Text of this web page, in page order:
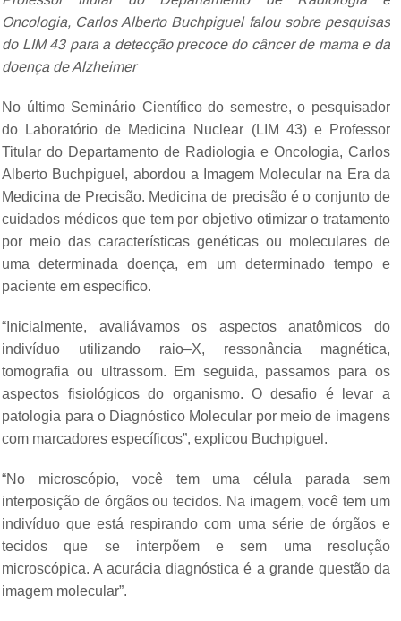
Oncologia, Carlos Alberto Buchpiguel falou sobre pesquisas
do LIM 43 para a detecção precoce do câncer de mama e da
doença de Alzheimer
No último Seminário Científico do semestre, o pesquisador
do Laboratório de Medicina Nuclear (LIM 43) e Professor
Titular do Departamento de Radiologia e Oncologia, Carlos
Alberto Buchpiguel, abordou a Imagem Molecular na Era da
Medicina de Precisão. Medicina de precisão é o conjunto de
cuidados médicos que tem por objetivo otimizar o tratamento
por meio das características genéticas ou moleculares de
uma determinada doença, em um determinado tempo e
paciente em específico.
“Inicialmente, avaliávamos os aspectos anatômicos do
indivíduo utilizando raio–X, ressonância magnética,
tomografia ou ultrassom. Em seguida, passamos para os
aspectos fisiológicos do organismo. O desafio é levar a
patologia para o Diagnóstico Molecular por meio de imagens
com marcadores específicos”, explicou Buchpiguel.
“No microscópio, você tem uma célula parada sem
interposição de órgãos ou tecidos. Na imagem, você tem um
indivíduo que está respirando com uma série de órgãos e
tecidos que se interpõem e sem uma resolução
microscópica. A acurácia diagnóstica é a grande questão da
imagem molecular”.